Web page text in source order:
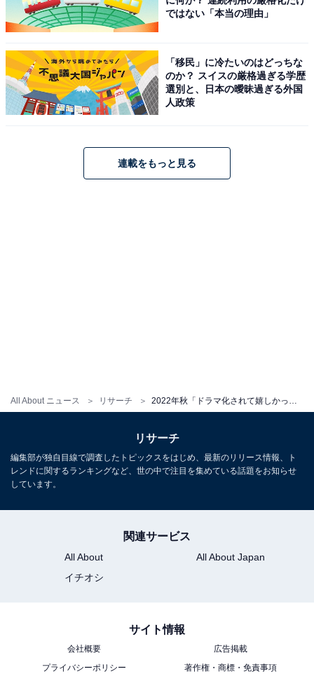
All About ニュース リサーチ
の急展開で終わり、ドラマではどのように描かれるか気
内容になるのか気になります」など、謎に引き込まれる
ようなストーリーがどのように実写化されるのか楽しみ
というコメントがありました。
れてうれしい」「何度も読みかえした漫画だったので、
ドラマ化されて嬉しい。山田涼介の二重人格の演技が楽
ではない「本当の理由」
「移民」に冷たいのはどっちな
のか？ スイスの厳格過ぎる学歴
選別と、日本の曖昧過ぎる外国
人政策
連載をもっと見る
リサーチ
編集部が独自目線で調査したトピックスをはじめ、最新のリリース情報、ト
レンドに関するランキングなど、世の中で注目を集めている話題をお知らせ
しています。
関連サービス
All About
All About Japan
イチオシ
サイト情報
会社概要
広告掲載
プライバシーポリシー
著作権・商標・免責事項